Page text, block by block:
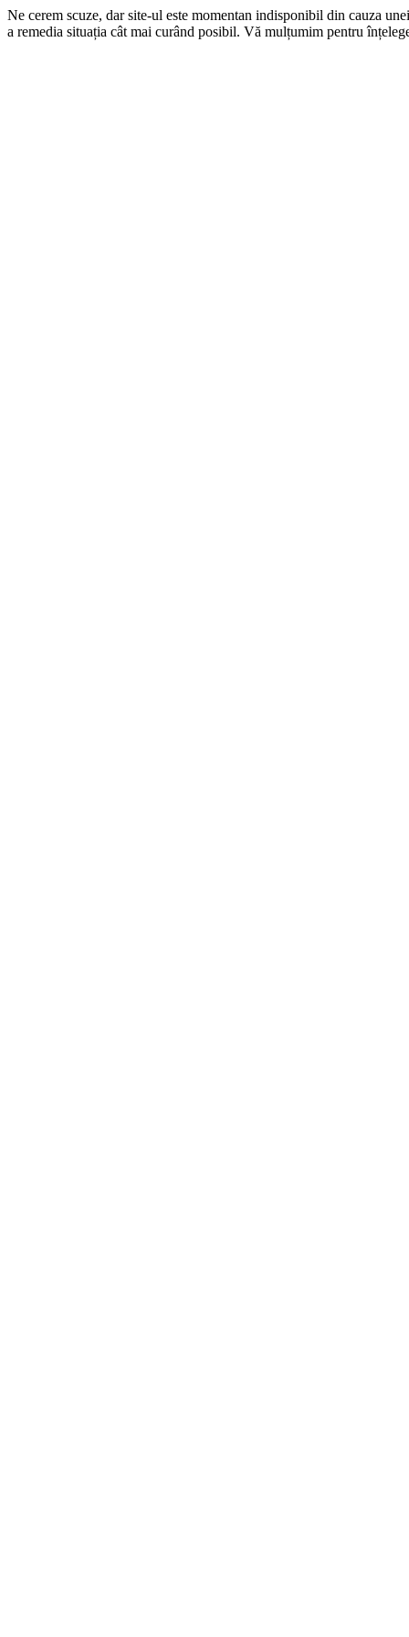
Ne cerem scuze, dar site-ul este momentan indisponibil din cauza
a remedia situația cât mai curând posibil. Vă mulțumim pentru